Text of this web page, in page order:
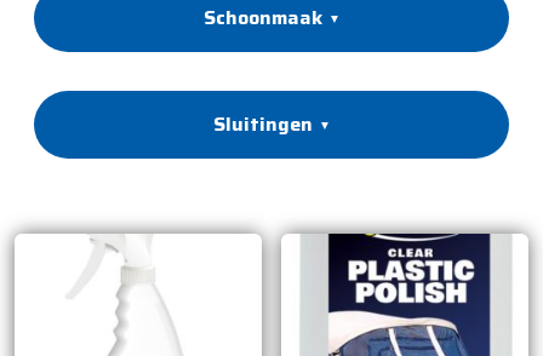
Schoonmaak
Sluitingen